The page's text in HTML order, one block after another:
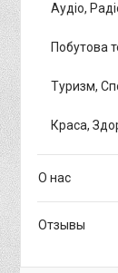
Аудіо,
Побутова
Туризм,
Краса,
О нас
Отзывы